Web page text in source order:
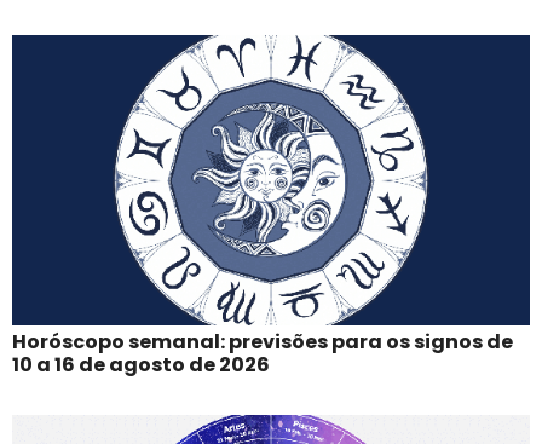
Horóscopo semanal: previsões para os signos de
10 a 16 de agosto de 2026